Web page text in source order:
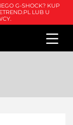
G-SHOCK? KUP
LUB U